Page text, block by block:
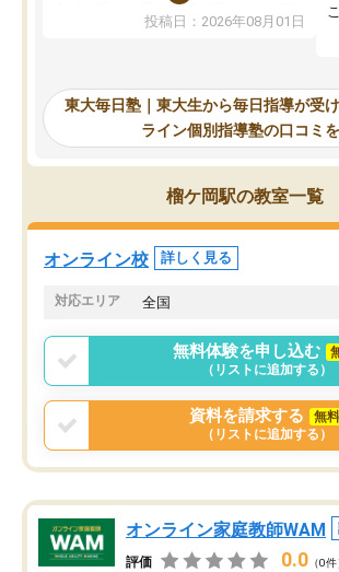
入試本番に地歴の学習が間に合わず不
合格となってしまいました。その経験
東大毎日塾にたどり着きました。学習
の長期計画や日々の勉強のやり方につ
いて客観的なアドバイスをいただけた
ので、自信をもって受験勉強を進める
ことができました。自分のように勉強
のやり方や進捗管理で苦労している方
には特におすすめしたい塾です。
投稿日：2026年08月01日
東大毎日塾｜東大生から毎日指導が受
ライン個別指導塾の口コミ
榴ケ岡駅の教室一覧
オンライン校 詳しく見る
対応エリア 全国
無料体験を申し込む
（リストに追加する）
資料を請求する
無料
（リストに追加する）
オンライン家庭教師WAM
評価 0.0 （0件